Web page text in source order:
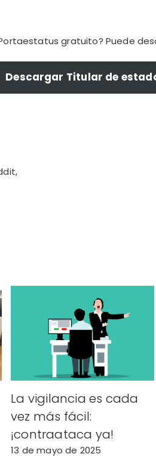
gratuito? Puede
Descargar Titular de
La vigilancia es cada
vez más fácil:
¡contraataca ya!
13 de mayo de 2025